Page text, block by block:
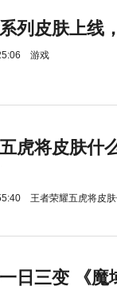
列皮肤上线
游戏
虎将皮肤什
王者荣耀五虎将皮
日三变 《魔